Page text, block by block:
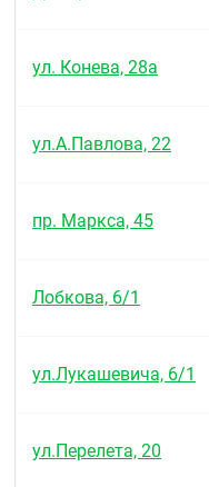
ул. Конева, 28а
ул.А.Павлова, 22
пр. Маркса, 45
Лобкова, 6/1
ул.Лукашевича, 6/1
ул.Перелета, 20